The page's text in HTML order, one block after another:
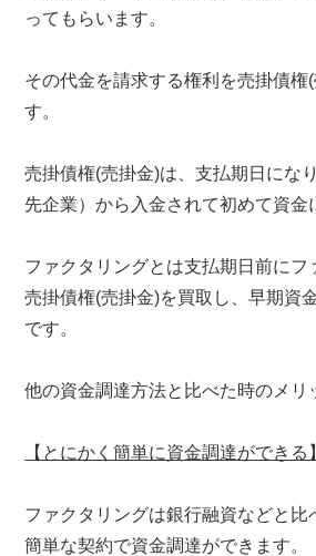
ってもらいます。
その代金を請求する権利を売掛債権
す。
売掛債権(売掛金)は、支払期日にな
先企業）から入金されて初めて資金
ファクタリングとは支払期日前にフ
売掛債権(売掛金)を買取し、早期資
です。
他の資金調達方法と比べた時のメリ
【とにかく簡単に資金調達ができる】
ファクタリングは銀行融資などと比
簡単な契約で資金調達ができます。